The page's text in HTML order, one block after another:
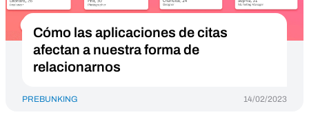
Cómo las aplicaciones de citas
afectan a nuestra forma de
relacionarnos
PREBUNKING 14/02/2023